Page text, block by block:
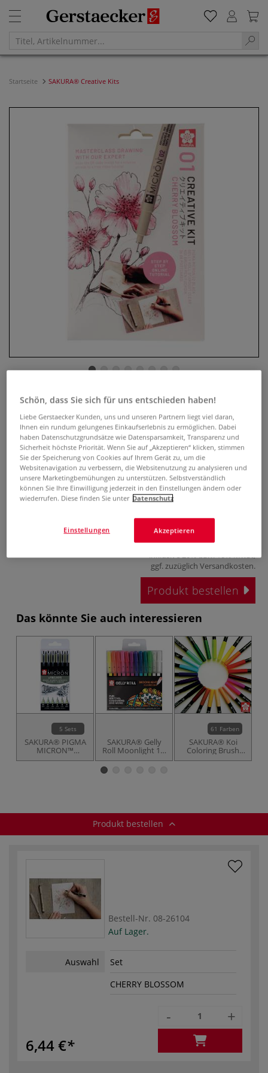
Startseite SAKURA® Creative Kits
SAKURA® Creative Kits
0 Bewertungen
Mit SAKURA® Creative Kits haben Sie die Möglichkeit in die
japanische Welt einzutauchen und Ihre eigenen
Illustrationen zu Zeichen. Dabei wird Sie ein Künstler in
Form eines Video-Tutorials begleiten. Verschiedene Sets.
Mehr
6,44 €
inklusive 20% bzw. 10% MwSt,
ggf. zuzüglich Versandkosten.
Produkt bestellen
Das könnte Sie auch interessieren
5 Sets
SAKURA® PIGMA
MICRON™
Fineliner-Sets,
SAKURA® Gelly
Roll Moonlight 10,
12-teiliges Set
61 Farben
SAKURA® Koi
Coloring Brush
Pen, einzeln
Produkt bestellen
Bestell-Nr. 08-26104
Auf Lager.
Auswahl
Set
CHERRY BLOSSOM
6,44 €
- +
Schön, dass Sie sich für uns entschieden haben!
Liebe Gerstaecker Kunden, uns und unseren Partnern liegt viel daran,
Ihnen ein rundum gelungenes Einkaufserlebnis zu ermöglichen. Dabei
haben Datenschutzgrundsätze wie Datensparsamkeit, Transparenz und
Sicherheit höchste Priorität. Wenn Sie auf „Akzeptieren“ klicken, stimmen
Sie der Speicherung von Cookies auf Ihrem Gerät zu, um die
Websitenavigation zu verbessern, die Websitenutzung zu analysieren und
unsere Marketingbemühungen zu unterstützen. Selbstverständlich
können Sie Ihre Einwilligung jederzeit in den Einstellungen ändern oder
wiederrufen. Diese finden Sie unter Datenschutz
Akzeptieren
Einstellungen